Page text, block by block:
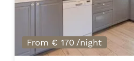
From € 170/night